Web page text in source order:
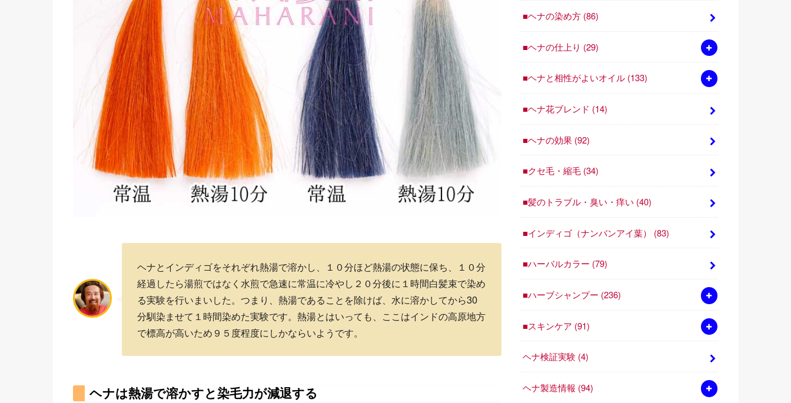
ヘナとインディゴをそれぞれ熱湯で溶かし、１０分ほど熱湯の状態に保ち、１０分
経過したら湯煎ではなく水煎で急速に常温に冷やし２０分後に１時間白髪束で染め
る実験を行いまいした。つまり、熱湯であることを除けば、水に溶かしてから30
分馴染ませて１時間染めた実験です。熱湯とはいっても、ここはインドの高原地方
で標高が高いため９５度程度にしかならいようです。
ヘナは熱湯で溶かすと染毛力が減退する
■ヘナの染め方 (86)
■ヘナの仕上り (29)
■ヘナと相性がよいオイル (133)
■ヘナ花ブレンド (14)
■ヘナの効果 (92)
■クセ毛・縮毛 (34)
■髪のトラブル・臭い・痒い (40)
■インディゴ（ナンバンアイ葉） (83)
■ハーバルカラー (79)
■ハーブシャンプー (236)
■スキンケア (91)
ヘナ検証実験 (4)
ヘナ製造情報 (94)